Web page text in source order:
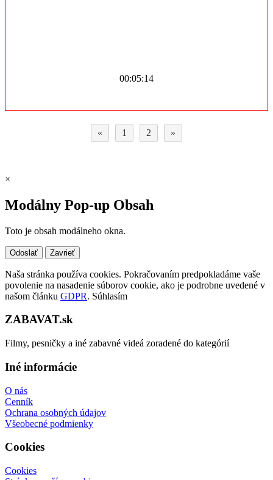
00:05:14
« 1 2 »
×
Modálny Pop-up Obsah
Toto je obsah modálneho okna.
Odoslať Zavrieť
Naša stránka používa cookies. Pokračovaním predpokladáme vaše
povolenie na nasadenie súborov cookie, ako je podrobne uvedené v
našom článku GDPR. Súhlasím
ZABAVAT.sk
Filmy, pesničky a iné zabavné videá zoradené do kategórií
Iné informácie
O nás
Cenník
Ochrana osobných údajov
Všeobecné podmienky
Cookies
Cookies